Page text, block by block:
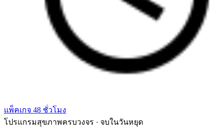
แพ็คเกจ 48 ชั่วโมง
โปรแกรมสุขภาพครบวงจร · จบในวันหยุด